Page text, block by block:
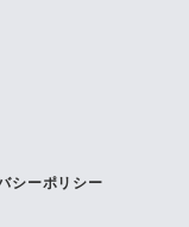
シーポリシー